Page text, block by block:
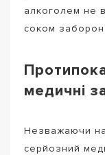
алкоголем не
соком
медичні
Незважаючи
серйозний